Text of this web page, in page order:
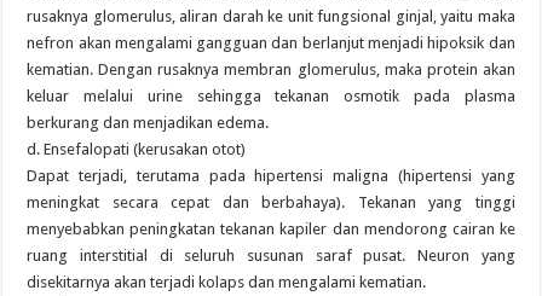
rusaknya glomerulus, aliran darah ke unit fungsional ginjal, yaitu maka
nefron akan mengalami gangguan dan berlanjut menjadi hipoksik dan
kematian. Dengan rusaknya membran glomerulus, maka protein akan
keluar melalui urine sehingga tekanan osmotik pada plasma
berkurang dan menjadikan edema.
d. Ensefalopati (kerusakan otot)
Dapat terjadi, terutama pada hipertensi maligna (hipertensi yang
meningkat secara cepat dan berbahaya). Tekanan yang tinggi
menyebabkan peningkatan tekanan kapiler dan mendorong cairan ke
ruang interstitial di seluruh susunan saraf pusat. Neuron yang
disekitarnya akan terjadi kolaps dan mengalami kematian.